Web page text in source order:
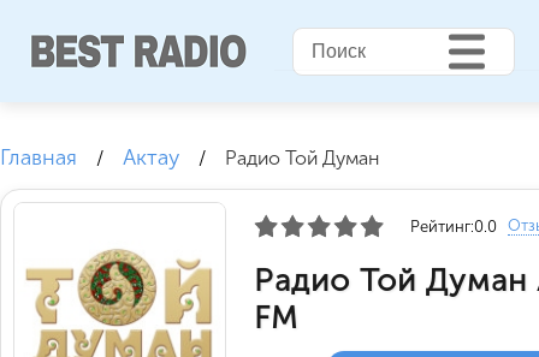
Главная / Актау / Радио Той Думан
Рейтинг:0.0
Радио Той Думан
FM